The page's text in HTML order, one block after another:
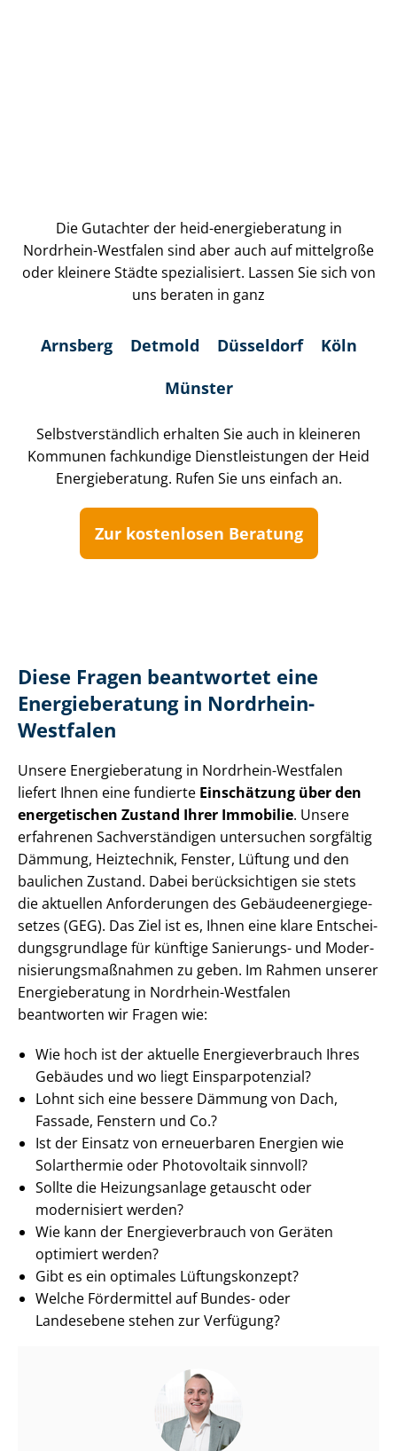
Die Gutachter der heid-energieberatung in
Nordrhein-Westfalen sind aber auch auf mittelgroße
oder kleinere Städte spezialisiert. Lassen Sie sich von
uns beraten in ganz
Arnsberg Detmold Düsseldorf
Köln
Münster
Selbst­ver­ständ­lich erhalten Sie auch in kleineren
Kommunen fachkundige Dienst­leis­tun­gen der Heid
Energieberatung. Rufen Sie uns einfach an.
Zur kostenlosen Beratung
Diese Fragen beantwortet eine
Energieberatung in Nordrhein-
Westfalen
Unsere Energieberatung in Nordrhein-Westfalen
liefert Ihnen eine fundierte Einschätzung über den
energetischen Zustand Ihrer Immobilie. Unsere
erfahrenen Sach­ver­stän­di­gen untersuchen sorgfältig
Dämmung, Heiztechnik, Fenster, Lüftung und den
baulichen Zustand. Dabei berücksichtigen sie stets
die aktuellen Anforderungen des Ge­bäu­de­en­er­gie­ge­
set­zes (GEG). Das Ziel ist es, Ihnen eine klare Ent­schei­
dungs­grund­la­ge für künftige Sanierungs- und Mo­der­
ni­sie­rungs­maß­nah­men zu geben. Im Rahmen unserer
Energieberatung in Nordrhein-Westfalen
beantworten wir Fragen wie:
Wie hoch ist der aktuelle En­er­gie­ver­brauch Ihres
Gebäudes und wo liegt Ein­spar­po­ten­zi­al?
Lohnt sich eine bessere Dämmung von Dach,
Fassade, Fenstern und Co.?
Ist der Einsatz von erneuerbaren Energien wie
Solarthermie oder Photovoltaik sinnvoll?
Sollte die Heizungsanlage getauscht oder
modernisiert werden?
Wie kann der En­er­gie­ver­brauch von Geräten
optimiert werden?
Gibt es ein optimales Lüftungskonzept?
Welche Fördermittel auf Bundes- oder
Landesebene stehen zur Verfügung?